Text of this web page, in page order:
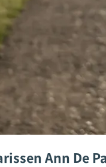
Ann De